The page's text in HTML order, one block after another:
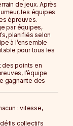
de jeux. Après
les équipes
épreuves.
par équipes,
planifiés selon
à l’ensemble
pour tous les
des points en
l’équipe
gagnante des
: vitesse,
collectifs